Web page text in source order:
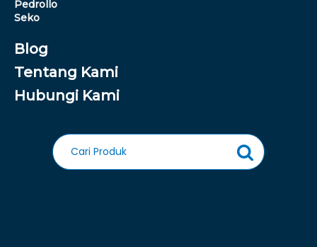
Pedrollo
Seko
Blog
Tentang Kami
Hubungi Kami